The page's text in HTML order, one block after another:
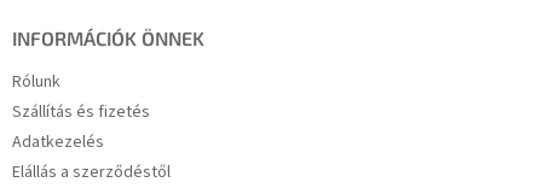
INFORMÁCIÓK ÖNNEK
Rólunk
Szállítás és fizetés
Adatkezelés
Elállás a szerződéstől